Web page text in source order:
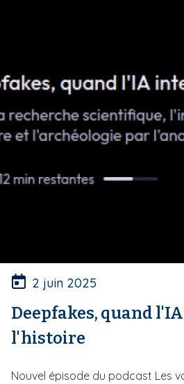
2 juin 2025
Deepfakes, quand
l'histoire
Nouvel épisode du podcast Les